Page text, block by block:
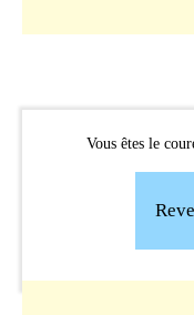
Vous êtes le